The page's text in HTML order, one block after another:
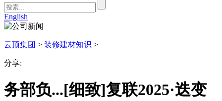
English
云顶集团 > 装修建材知识 >
分享:
务部负...[细致]复联2025·迭变